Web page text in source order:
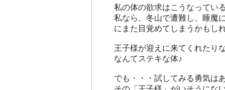
私の体の欲求はこうなってい
私なら、冬山で遭難し、睡魔
にまた目覚めてしまうかもし
王子様が迎えに来てくれたり
なんてステキな体♪
でも・・・試してみる勇気は